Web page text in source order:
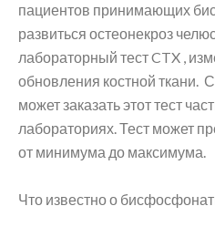
пациентов принимающих
развиться остеонекроз
лабораторный тест CTX ,
обновления костной ткани.
может заказать этот тест
лабораториях. Тест может
от минимума до максимума.
Что известно о